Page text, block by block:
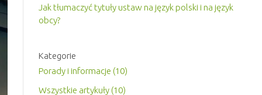
Jak tłumaczyć tytuły ustaw na język polski i na język
obcy?
Kategorie
Porady i informacje (10)
Wszystkie artykuły (10)